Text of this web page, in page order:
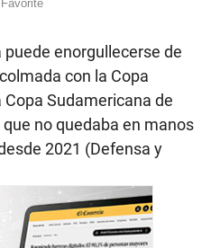
puede enorgullecerse de
con la Copa
Sudamericana de
no quedaba en manos
2021 (Defensa y